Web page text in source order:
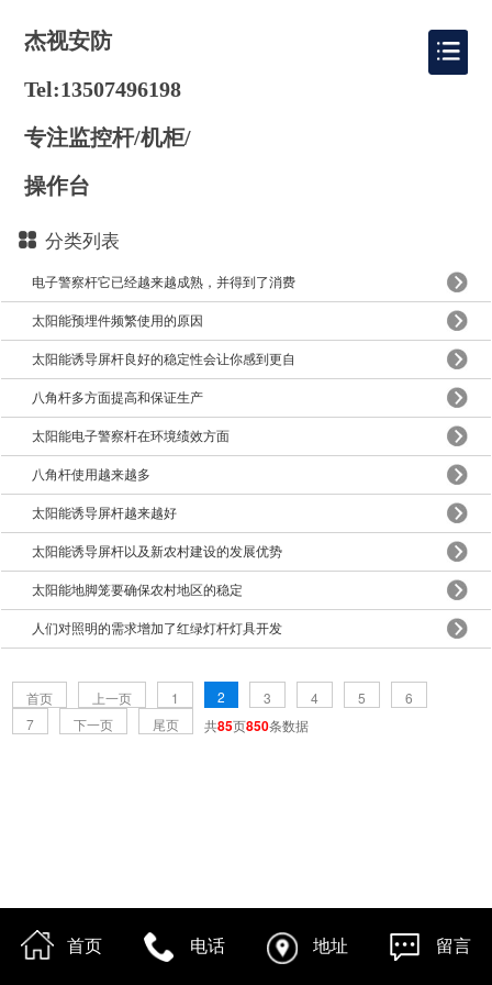
杰视安防
Tel:13507496198
专注监控杆/机柜/
操作台
分类列表
电子警察杆它已经越来越成熟，并得到了消费
太阳能预埋件频繁使用的原因
太阳能诱导屏杆良好的稳定性会让你感到更自
八角杆多方面提高和保证生产
太阳能电子警察杆在环境绩效方面
八角杆使用越来越多
太阳能诱导屏杆越来越好
太阳能诱导屏杆以及新农村建设的发展优势
太阳能地脚笼要确保农村地区的稳定
人们对照明的需求增加了红绿灯杆灯具开发
首页 上一页 1 2 3 4 5
6
7
下一页 尾页 共85页850条数据
首页 电话 地址 留言